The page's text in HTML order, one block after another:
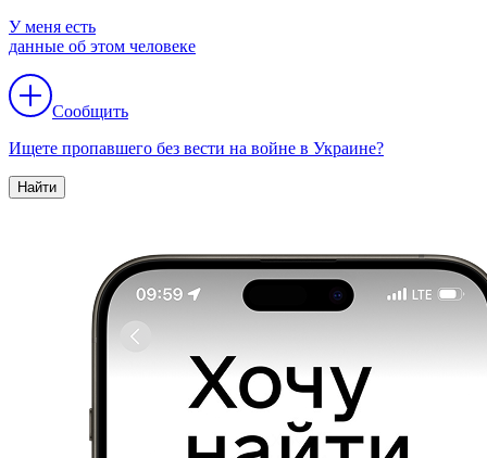
У меня есть
данные об этом человеке
Сообщить
Ищете пропавшего без вести на войне в Украине?
Найти